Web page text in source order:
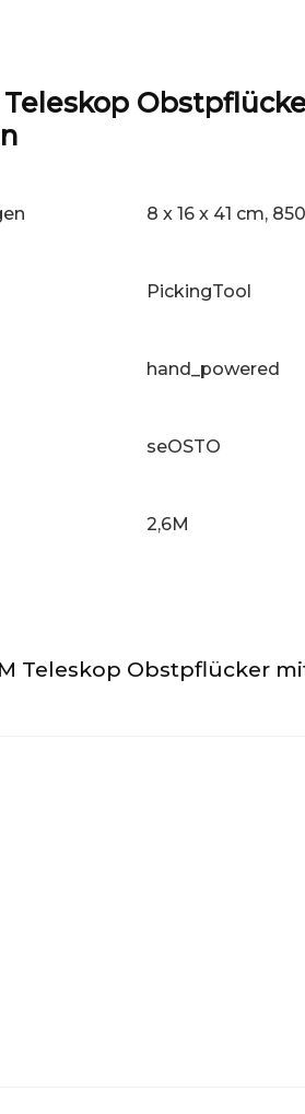
Teleskop
‎8 x 16 x 41 cm,
‎PickingTool
‎hand_powered
‎seOSTO
‎2,6M
Teleskop Obstpflücker